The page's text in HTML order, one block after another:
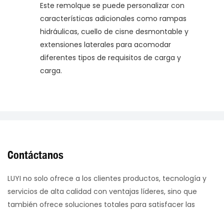
Este remolque se puede personalizar con
características adicionales como rampas
hidráulicas, cuello de cisne desmontable y
extensiones laterales para acomodar
diferentes tipos de requisitos de carga y
carga.
Contáctanos
LUYI no solo ofrece a los clientes productos, tecnología y
servicios de alta calidad con ventajas líderes, sino que
también ofrece soluciones totales para satisfacer las